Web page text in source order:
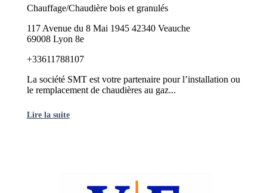
Chauffage/Chaudière bois et granulés
117 Avenue du 8 Mai 1945 42340 Veauche
69008 Lyon 8e
+33611788107
La société SMT est votre partenaire pour l’installation ou
le remplacement de chaudières au gaz...
Lire la suite